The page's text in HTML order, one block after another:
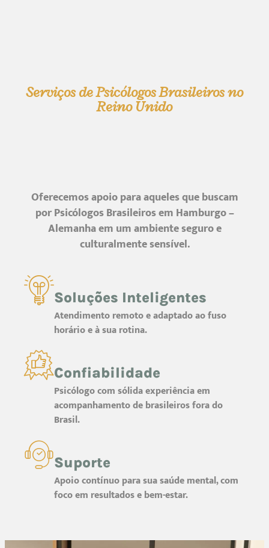
Serviços de Psicólogos Brasileiros no
Reino Unido
Oferecemos apoio para aqueles que buscam
por Psicólogos Brasileiros em Hamburgo –
Alemanha em um ambiente seguro e
culturalmente sensível.
Soluções Inteligentes
Atendimento remoto e adaptado ao fuso
horário e à sua rotina.
Confiabilidade
Psicólogo com sólida experiência em
acompanhamento de brasileiros fora do
Brasil.
Suporte
Apoio contínuo para sua saúde mental, com
foco em resultados e bem-estar.